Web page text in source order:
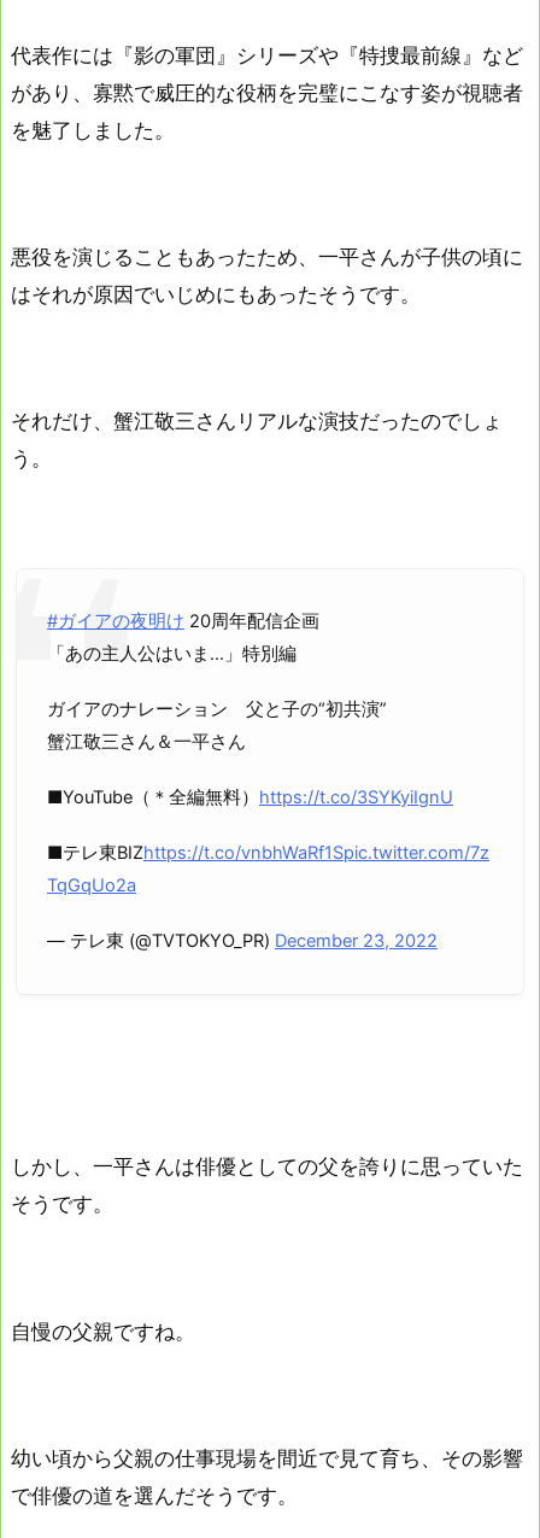
代表作には『影の軍団』シリーズや『特捜最前線』など
があり、寡黙で威圧的な役柄を完璧にこなす姿が視聴者
を魅了しました。
悪役を演じることもあったため、一平さんが子供の頃に
はそれが原因でいじめにもあったそうです。
それだけ、蟹江敬三さんリアルな演技だったのでしょ
う。
#ガイアの夜明け 20周年配信企画
「あの主人公はいま…」特別編
ガイアのナレーション 父と子の“初共演”
蟹江敬三さん＆一平さん
■YouTube（＊全編無料） https://t.co/3SYKyiIgnU
■テレ東BIZhttps://t.co/vnbhWaRf1Spic.twitter.com/7z
TqGqUo2a
— テレ東 (@TVTOKYO_PR) December 23, 2022
しかし、一平さんは俳優としての父を誇りに思っていた
そうです。
自慢の父親ですね。
幼い頃から父親の仕事現場を間近で見て育ち、その影響
で俳優の道を選んだそうです。